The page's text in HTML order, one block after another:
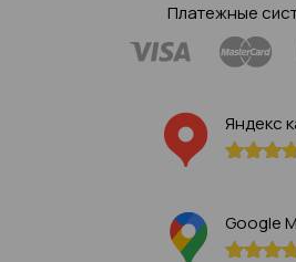
Платежные
Яндекс
Google